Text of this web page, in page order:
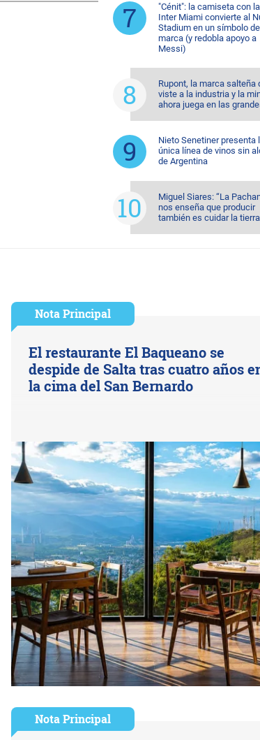
"Cénit": la camiseta con
Inter Miami convierte al
Stadium en un símbolo de
marca (y redobla apoyo a
Messi)
Rupont, la marca salteña
viste a la industria y la
ahora juega en las
Nieto Senetiner presenta
única línea de vinos sin
de Argentina
Miguel Siares: “La
nos enseña que producir
también es cuidar la
Nota Principal
El restaurante El Baqueano se
despide de Salta tras cuatro años
la cima del San Bernardo
Nota Principal